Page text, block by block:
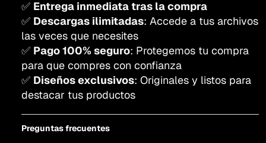
✅ Entrega inmediata tras la compra
✅ Descargas ilimitadas: Accede a tus archivos
las veces que necesites
✅ Pago 100% seguro: Protegemos tu compra
para que compres con confianza
✅ Diseños exclusivos: Originales y listos para
destacar tus productos
Preguntas frecuentes